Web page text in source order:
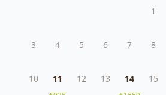
1
3 4 5 6 7 8
10 11 12 13 14 15